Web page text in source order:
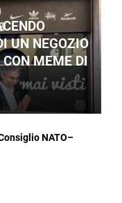
UN NEGOZIO
MEME DI
NATO–